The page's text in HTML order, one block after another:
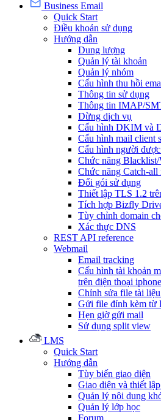
Business Email
Quick Start
Điều khoản sử dụng
Hướng dẫn
Dung lượng
Quản lý tài khoản
Quản lý nhóm
Cấu hình thu hồi
Thông tin sử dụng
Thông tin IMAP/
Dừng dịch vụ
Cấu hình DKIM và
Cấu hình mail client
Cấu hình người
Chức năng
Chức năng Catch-all
Đổi gói sử dụng
Thiết lập TLS 1.2
Tích hợp Bizfly
Tùy chỉnh domain
Xác thực DNS
REST API reference
Webmail
Email tracking
Cấu hình tài khoản
trên điện thoại iphone
Chỉnh sửa file tài
Gửi file đính kèm từ
Hẹn giờ gửi mail
Sử dụng split view
LMS
Quick Start
Hướng dẫn
Tùy biến giao diện
Giao diện và thiết
Quản lý nội dung
Quản lý lớp học
Forum